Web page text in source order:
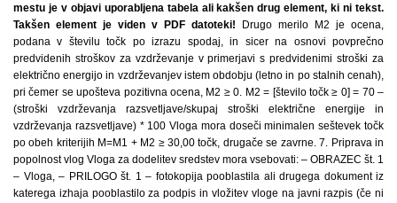
mestu je v objavi uporabljena tabela ali kakšen drug element, ki ni tekst.
Takšen element je viden v PDF datoteki! Drugo merilo M2 je ocena,
podana v številu točk po izrazu spodaj, in sicer na osnovi povprečno
predvidenih stroškov za vzdrževanje v primerjavi s predvidenimi stroški za
električno energijo in vzdrževanjev istem obdobju (letno in po stalnih cenah),
pri čemer se upošteva pozitivna ocena, M2 ≥ 0. M2 = [število točk ≥ 0] = 70 –
(stroški vzdrževanja razsvetljave/skupaj stroški električne energije in
vzdrževanja razsvetljave) * 100 Vloga mora doseči minimalen seštevek točk
po obeh kriterijih M=M1 + M2 ≥ 30,00 točk, drugače se zavrne. 7. Priprava in
popolnost vlog Vloga za dodelitev sredstev mora vsebovati: – OBRAZEC št. 1
– Vloga, – PRILOGO št. 1 – fotokopija pooblastila ali drugega dokument iz
katerega izhaja pooblastilo za podpis in vložitev vloge na javni razpis (če ni